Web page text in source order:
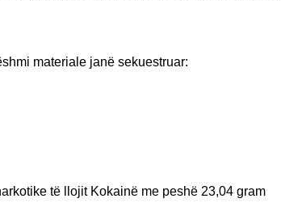
materiale janë sekuestruar:
të llojit Kokainë me peshë 23,04 gram